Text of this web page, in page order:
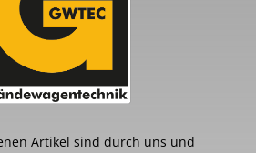
Artikel sind durch uns und